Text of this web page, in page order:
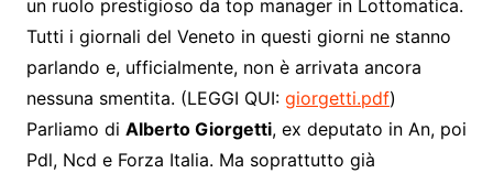
un ruolo prestigioso da top manager in Lottomatica.
Tutti i giornali del Veneto in questi giorni ne stanno
parlando e, ufficialmente, non è arrivata ancora
nessuna smentita. (LEGGI QUI: giorgetti.pdf)
Parliamo di Alberto Giorgetti, ex deputato in An, poi
Pdl, Ncd e Forza Italia. Ma soprattutto già